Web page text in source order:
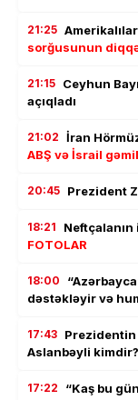
21:25
sorğusunun
21:15 Ceyhun
açıqladı
21:02 İran
ABŞ və İsrail
20:45 Prezident
18:21
FOTOLAR
18:00
dəstəkləyir və
17:43
Aslanbəyli kimdir?
17:22 “Kaş bu